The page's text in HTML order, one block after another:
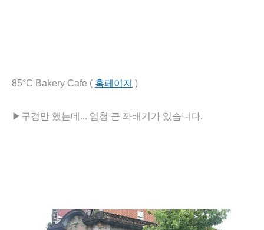
85°C Bakery Cafe ( 홈페이지 )
▶ 구경만 했는데... 엄청 큰 꽈배기가 있습니다.